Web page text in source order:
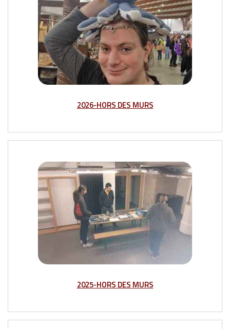
2026-HORS DES MURS
2025-HORS DES MURS